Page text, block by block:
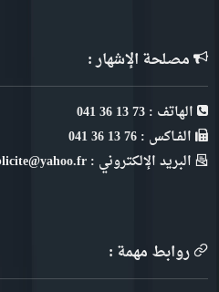
مصلحة الإشهار :
الهاتف : 73 13 36 041
الفـاكس : 76 13 36 041
البريد الإلكتروني : djoumhouriapublicite@yahoo.fr
روابط مهمة :